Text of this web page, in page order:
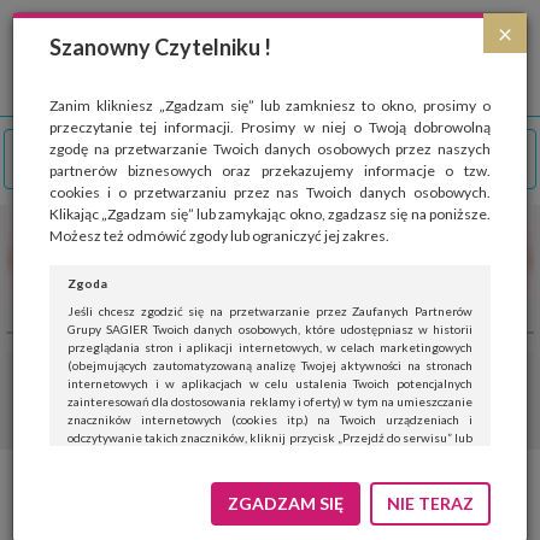
×
Szanowny Czytelniku !
Zanim klikniesz „Zgadzam się” lub zamkniesz to okno, prosimy o
przeczytanie tej informacji. Prosimy w niej o Twoją dobrowolną
zgodę na przetwarzanie Twoich danych osobowych przez naszych
partnerów biznesowych oraz przekazujemy informacje o tzw.
cookies i o przetwarzaniu przez nas Twoich danych osobowych.
Klikając „Zgadzam się” lub zamykając okno, zgadzasz się na poniższe.
Możesz też odmówić zgody lub ograniczyć jej zakres.
Zgoda
Jeśli chcesz zgodzić się na przetwarzanie przez Zaufanych Partnerów
Grupy SAGIER Twoich danych osobowych, które udostępniasz w historii
przeglądania stron i aplikacji internetowych, w celach marketingowych
(obejmujących zautomatyzowaną analizę Twojej aktywności na stronach
internetowych i w aplikacjach w celu ustalenia Twoich potencjalnych
zainteresowań dla dostosowania reklamy i oferty) w tym na umieszczanie
znaczników internetowych (cookies itp.) na Twoich urządzeniach i
odczytywanie takich znaczników, kliknij przycisk „Przejdź do serwisu” lub
Jeśli nie chcesz wyrazić zgody, kliknij „Nie teraz”.
Wyrażenie zgody jest dobrowolne. Możesz edytować zakres zgody, w tym
ZGADZAM SIĘ NIE TERAZ
Strona wykorzystuje pliki cookies, które służą głównie do celów statystycznych.
Wyrażając zgodę na używanie 'cookies', zezwalasz na zapisanie ich w pamięci
przeglądarki. Przejdź do
polityki cookies